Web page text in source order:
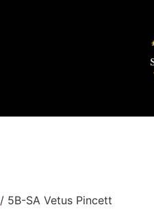
/ 5B-SA Vetus Pincett